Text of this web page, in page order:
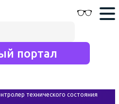
портал
технического состояния